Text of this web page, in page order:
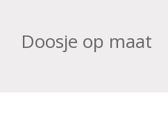
Doosje op maat